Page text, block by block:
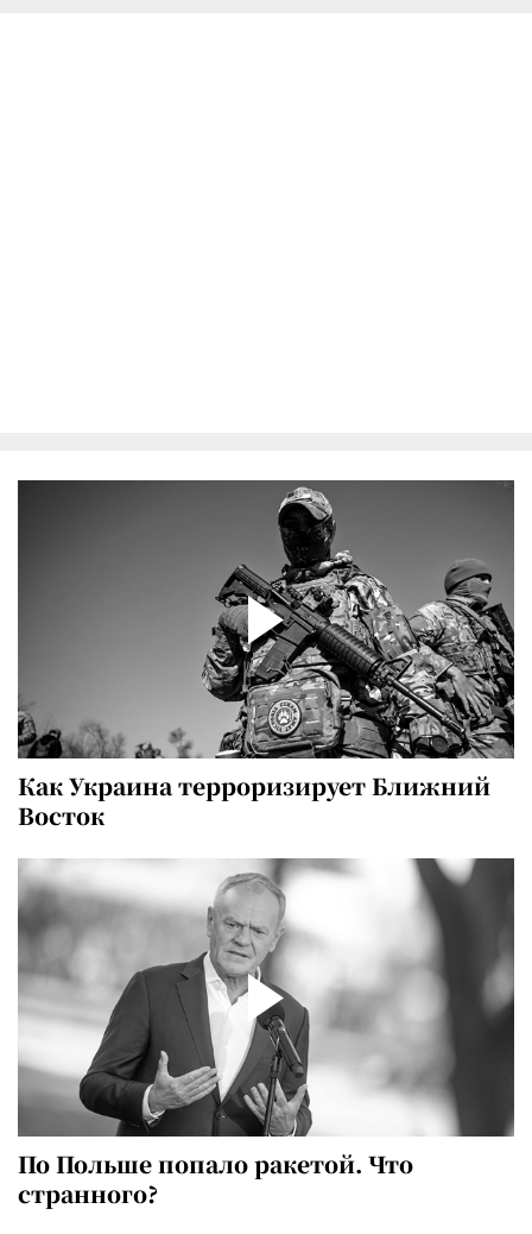
Как Украина терроризирует Ближний
Восток
По Польше попало ракетой. Что
странного?